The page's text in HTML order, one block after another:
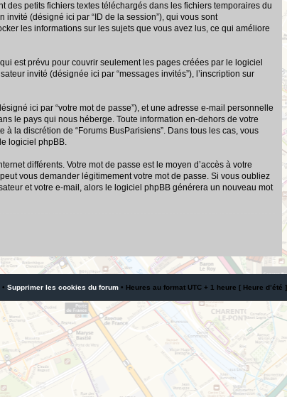
des petits fichiers textes téléchargés dans les fichiers temporaires du
(désigné ici par “ID de la session”), qui vous sont
les informations sur les sujets que vous avez lus, ce qui améliore
est prévu pour couvrir seulement les pages créées par le logiciel
invité (désignée ici par “messages invités”), l’inscription sur
ici par “votre mot de passe”), et une adresse e-mail personnelle
le pays qui nous héberge. Toute information en-dehors de votre
la discrétion de “Forums BusParisiens”. Dans tous les cas, vous
logiciel phpBB.
différents. Votre mot de passe est le moyen d’accès à votre
vous demander légitimement votre mot de passe. Si vous oubliez
et votre e-mail, alors le logiciel phpBB générera un nouveau mot
• Supprimer les cookies du forum • Heures au format UTC + 1 heure [ Heure d’été ]